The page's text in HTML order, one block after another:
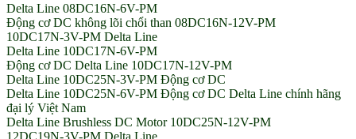
Delta Line 08DC16N-6V-PM
Động cơ DC không lõi chổi than 08DC16N-12V-PM
10DC17N-3V-PM Delta Line
Delta Line 10DC17N-6V-PM
Động cơ DC Delta Line 10DC17N-12V-PM
Delta Line 10DC25N-3V-PM Động cơ DC
Delta Line 10DC25N-6V-PM Động cơ DC Delta Line chính hãng
đại lý Việt Nam
Delta Line Brushless DC Motor 10DC25N-12V-PM
12DC19N-3V-PM Delta Line